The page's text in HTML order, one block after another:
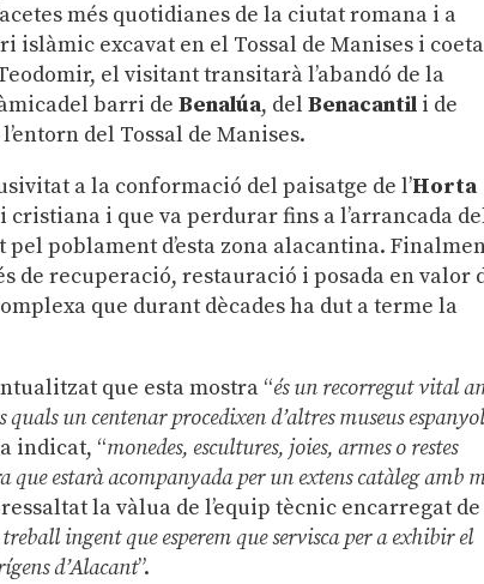
més quotidianes de la ciutat romana i a
islàmic excavat en el Tossal de Manises i
el visitant transitarà l’abandó de la
barri deBenalúa, delBenacantil i de
del Tossal de Manises.
a la conformació del paisatge de l’Horta
i que va perdurar fins a l’arrancada
poblament d’esta zona alacantina.
de recuperació, restauració i posada en valor
que durant dècades ha dut a terme la
que esta mostra “és un recorregut vital
quals un centenar procedixen d’altres museus
indicat, “monedes, escultures, joies, armes o restes
estarà acompanyada per un extens catàleg amb
la vàlua de l’equip tècnic encarregat de
ingent que esperem que servisca per a exhibir el
d’Alacant”.